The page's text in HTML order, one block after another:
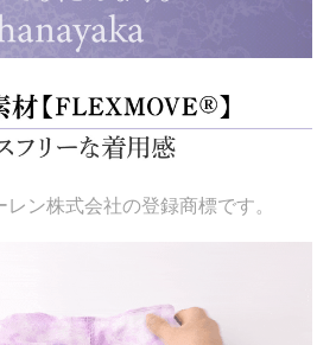
ン株式会社の登録商標です。